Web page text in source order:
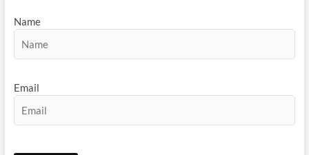
Name
Email